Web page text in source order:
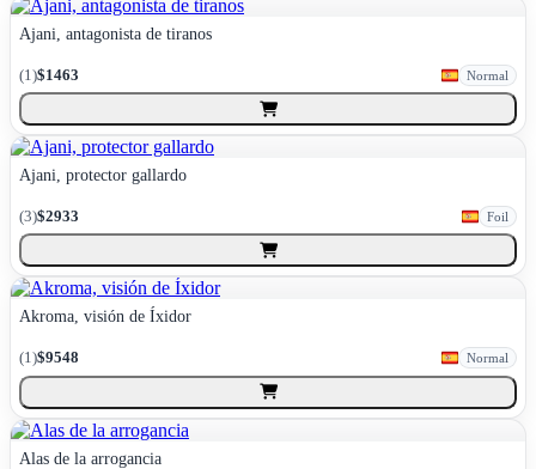
Ajani, antagonista de tiranos
(1)$1463 Normal
Ajani, protector gallardo
(3)$2933 Foil
Akroma, visión de Íxidor
(1)$9548 Normal
Alas de la arrogancia